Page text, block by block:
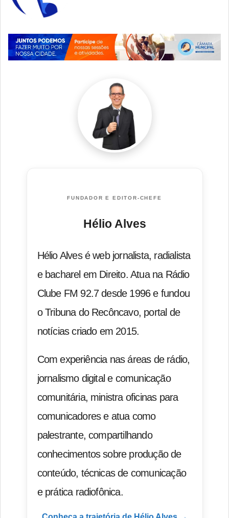
FUNDADOR E EDITOR-CHEFE
Hélio Alves
Hélio Alves é web jornalista, radialista
e bacharel em Direito. Atua na Rádio
Clube FM 92.7 desde 1996 e fundou
o Tribuna do Recôncavo, portal de
notícias criado em 2015.
Com experiência nas áreas de rádio,
jornalismo digital e comunicação
comunitária, ministra oficinas para
comunicadores e atua como
palestrante, compartilhando
conhecimentos sobre produção de
conteúdo, técnicas de comunicação
e prática radiofônica.